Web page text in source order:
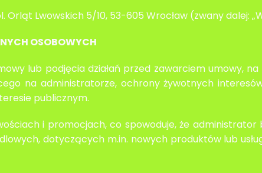
Lwowskich 5/10, 53-605 Wrocław (zwany dalej:
OSOBOWYCH
lub podjęcia działań przed zawarciem umowy,
na administratorze, ochrony żywotnych
publicznym.
i promocjach, co spowoduje, że administrator
dotyczących m.in. nowych produktów lub